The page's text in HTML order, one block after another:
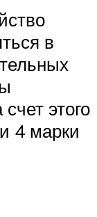
в
этого
4 марки